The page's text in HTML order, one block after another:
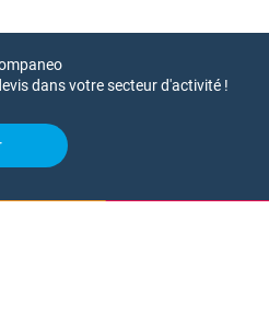
dans votre secteur d'activité !